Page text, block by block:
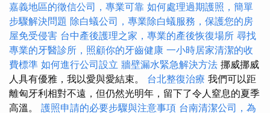
嘉義地區的徵信公司，專業可靠 如何處理過期護照，簡單
步驟解決問題 除白蟻公司，專業除白蟻服務，保護您的房
屋免受侵害 台中產後護理之家，專業的產後恢復場所 尋找
專業的牙醫診所，照顧你的牙齒健康 一小時居家清潔的收
費標準 如何進行公司設立 牆壁漏水緊急解決方法 挪威挪威
人具有優雅，我以愛與愛結束。 台北整復治療 我們可以距
離匈牙利相對不遠，但仍然光明年，留下了令人窒息的夏季
高溫。 護照申請的必要步驟與注意事項 台南清潔公司，為